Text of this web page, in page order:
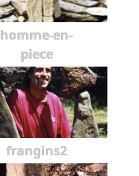
homme-en-
piece
frangins2